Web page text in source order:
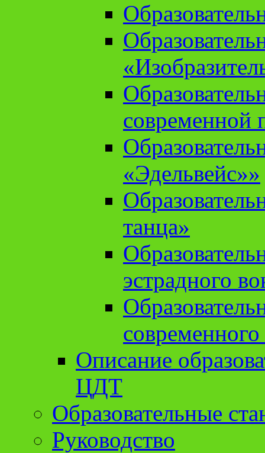
современной
«Эдельвейс»»
танца»
эстрадного
Описание
ЦДТ
Образовательные
Руководство